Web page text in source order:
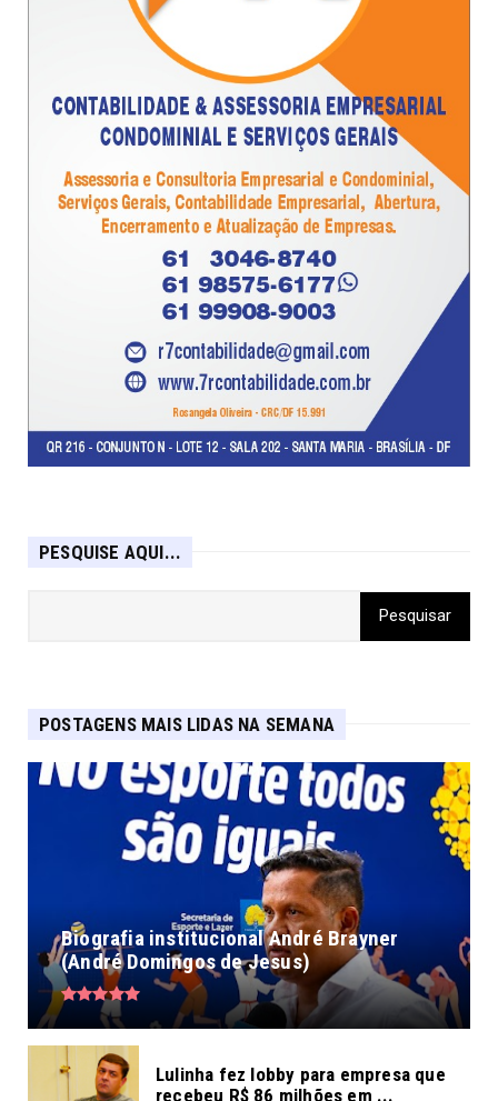
PESQUISE AQUI...
POSTAGENS MAIS LIDAS NA SEMANA
Biografia institucional André Brayner
(André Domingos de Jesus)
Lulinha fez lobby para empresa que
recebeu R$ 86 milhões em ...